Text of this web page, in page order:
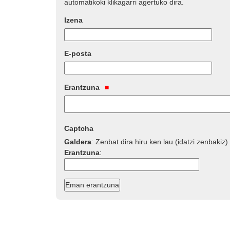
automatikoki klikagarri agertuko dira.
Izena
E-posta
Erantzuna
Captcha
Galdera:Zenbat dira hiru ken lau (idatzi zenbakiz)
Erantzuna: